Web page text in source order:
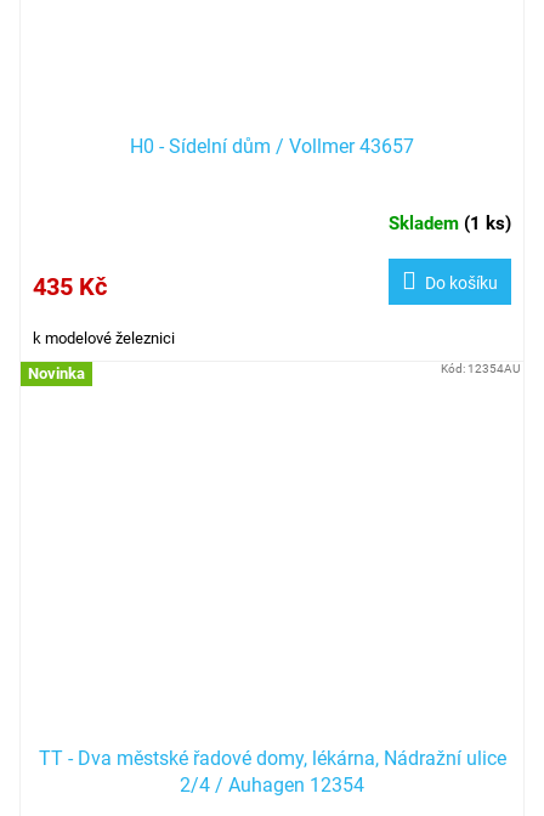
H0 - Sídelní dům / Vollmer 43657
Skladem (1 ks)
435 Kč Do košíku
k modelové železnici
Novinka
TT - Dva městské řadové domy, lékárna, Nádražní ulice
2/4 / Auhagen 12354
Kód: 12354AU